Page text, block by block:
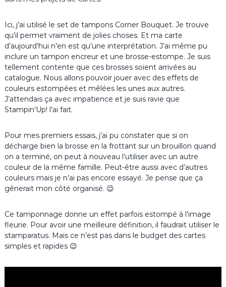
Ici, j’ai utilisé le set de tampons Corner Bouquet. Je trouve
qu’il permet vraiment de jolies choses. Et ma carte
d’aujourd’hui n’en est qu’une interprétation. J’ai même pu
inclure un tampon encreur et une brosse-estompe. Je suis
tellement contente que ces brosses soient arrivées au
catalogue. Nous allons pouvoir jouer avec des effets de
couleurs estompées et mêlées les unes aux autres.
J’attendais ça avec impatience et je suis ravie que
Stampin’Up! l’ai fait.
Pour mes premiers essais, j’ai pu constater que si on
décharge bien la brosse en la frottant sur un brouillon quand
on a terminé, on peut à nouveau l’utiliser avec un autre
couleur de la même famille. Peut-être aussi avec d’autres
couleurs mais je n’ai pas encore essayé. Je pense que ça
gênerait mon côté organisé. 😉
Ce tamponnage donne un effet parfois estompé à l’image
fleurie. Pour avoir une meilleure définition, il faudrait utiliser le
stamparatus. Mais ce n’est pas dans le budget des cartes
simples et rapides 😉